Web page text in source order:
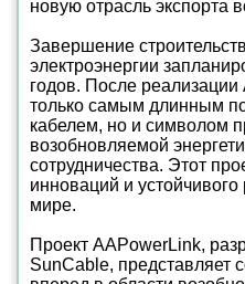
новую отрасль экспорта
Завершение
электроэнергии
годов. После
только самым длинным
кабелем, но и символом
возобновляемой
сотрудничества. Этот
инноваций и
мире.
Проект AAPowerLink,
SunCable, представляет